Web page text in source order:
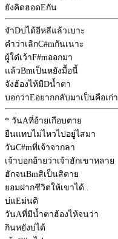
ยังคิดฮอดEกัน
จำDบ่ได้อีหลีแล้วเบาะ
คำว่าเลิกC#mกันเนาะ
ผู้ใด๋เว้าF#mออกมา
แล้วBmเป็นหยังมื้อนี้
จังฮ้องไห้มีDน้ำตา
บอกว่าEอยากกลับมาเป็นคือเก่า
* วันAที่อ้ายเกือบตาย
ยืนแทบไม่ไหวไปอยู่ไสมา
วันC#mที่เจ้าจากลา
เจ้าบอกอ้ายว่าเจ้าฮักเขาหลาย
ฮักจนBmสิเป็นสิตาย
ยอมฝากชีวิตให้เขาได้..
บ่แEม่นติ
วันAที่มีน้ำตาฮ้องไห้จนว่า
กินหยังบ่ได้